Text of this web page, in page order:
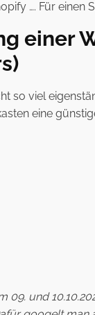
…. Für
einer
so viel
eine
09. und